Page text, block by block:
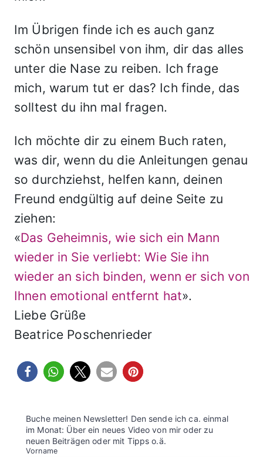
Im Übrigen finde ich es auch ganz
schön unsensibel von ihm, dir das alles
unter die Nase zu reiben. Ich frage
mich, warum tut er das? Ich finde, das
solltest du ihn mal fragen.
Ich möchte dir zu einem Buch raten,
was dir, wenn du die Anleitungen genau
so durchziehst, helfen kann, deinen
Freund endgültig auf deine Seite zu
ziehen:
«Das Geheimnis, wie sich ein Mann
wieder in Sie verliebt: Wie Sie ihn
wieder an sich binden, wenn er sich von
Ihnen emotional entfernt hat».
Liebe Grüße
Beatrice Poschenrieder
Buche meinen Newsletter! Den sende ich ca. einmal
im Monat: Über ein neues Video von mir oder zu
neuen Beiträgen oder mit Tipps o.ä.
Vorname